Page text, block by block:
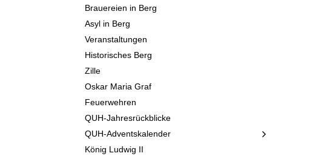
Brauereien in Berg
Asyl in Berg
Veranstaltungen
Historisches Berg
Zille
Oskar Maria Graf
Feuerwehren
QUH-Jahresrückblicke
QUH-Adventskalender
König Ludwig II